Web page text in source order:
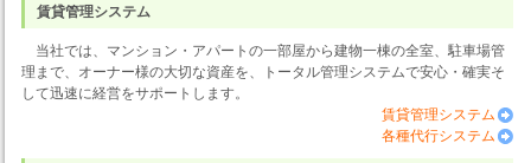
賃貸管理システム
当社では、マンション・アパートの一部屋から建物一棟の全室、駐車場管
理まで、オーナー様の大切な資産を、トータル管理システムで安心・確実そ
して迅速に経営をサポートします。
賃貸管理システム
各種代行システム